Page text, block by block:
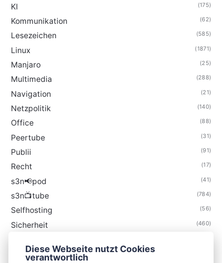
KI (175)
Kommunikation (62)
Lesezeichen (585)
Linux (1871)
Manjaro (25)
Multimedia (288)
Navigation (21)
Netzpolitik (140)
Office (88)
Peertube (31)
Publii (91)
Recht (17)
s3n📢pod (41)
s3n📺tube (784)
Selfhosting (56)
Sicherheit (460)
Thunderbird
Diese Webseite nutzt Cookies
verantwortlich